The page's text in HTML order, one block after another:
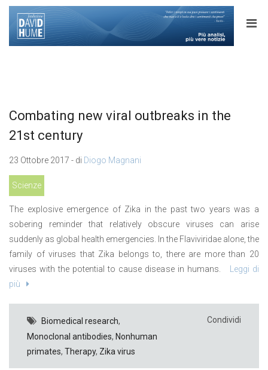
Combating new viral outbreaks in the
21st century
23 Ottobre 2017 - di Diogo Magnani
Scienze
The explosive emergence of Zika in the past two years was a
sobering reminder that relatively obscure viruses can arise
suddenly as global health emergencies. In the Flaviviridae alone, the
family of viruses that Zika belongs to, there are more than 20
viruses with the potential to cause disease in humans.
Leggi di
più
Biomedical research,
Monoclonal antibodies, Nonhuman
primates, Therapy, Zika virus
Condividi